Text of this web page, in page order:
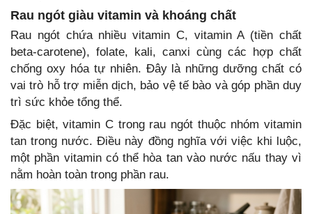
Rau ngót giàu vitamin và khoáng chất
Rau ngót chứa nhiều vitamin C, vitamin A (tiền chất
beta-carotene), folate, kali, canxi cùng các hợp chất
chống oxy hóa tự nhiên. Đây là những dưỡng chất có
vai trò hỗ trợ miễn dịch, bảo vệ tế bào và góp phần duy
trì sức khỏe tổng thể.
Đặc biệt, vitamin C trong rau ngót thuộc nhóm vitamin
tan trong nước. Điều này đồng nghĩa với việc khi luộc,
một phần vitamin có thể hòa tan vào nước nấu thay vì
nằm hoàn toàn trong phần rau.